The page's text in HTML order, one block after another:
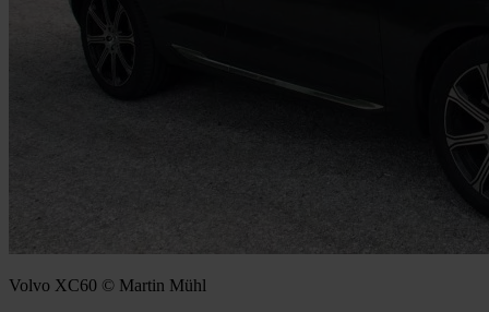
Volvo XC60 © Martin Mühl